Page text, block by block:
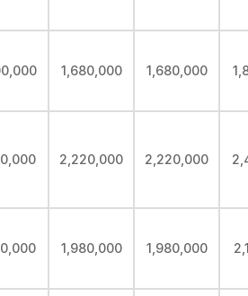
1,680,000 1,680,000
2,220,000 2,220,000
1,980,000 1,980,000